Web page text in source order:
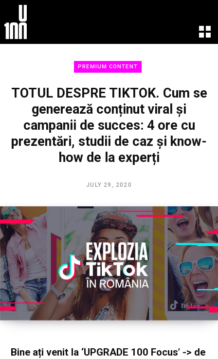
Speakers
Volunteers
Agenda 2019
Partners 2019
Info & FAQ
LEARN
U100 Live
Read
Watch
Listen
CONNECT
U100 Nation
Networking App
Concept & Story
Become a Partner
Licensing U100
Contact Us
BUY TICKETS
PREMIUM CONTENT
TOTUL DESPRE TIKTOK. Cum se
generează conținut viral și
campanii de succes: 4 ore cu
prezentări, studii de caz și know-
how de la experți
JULY 29, 2020
Bine ați venit la ‘UPGRADE 100 Focus’ -> de